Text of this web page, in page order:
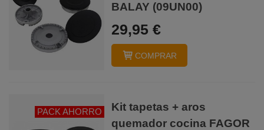
BALAY (09UN00)
29,95 €
COMPRAR
PACK AHORRO
Kit tapetas + aros
quemador cocina FAGOR